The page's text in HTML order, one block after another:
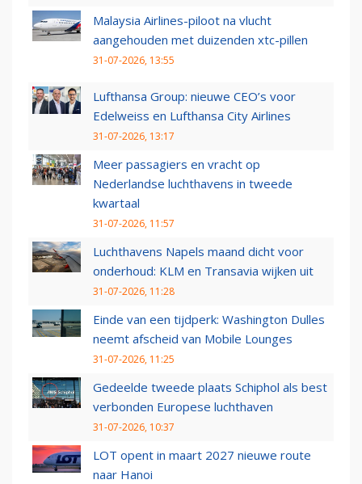
Malaysia Airlines-piloot na vlucht
aangehouden met duizenden xtc-pillen
31-07-2026, 13:55
Lufthansa Group: nieuwe CEO’s voor
Edelweiss en Lufthansa City Airlines
31-07-2026, 13:17
Meer passagiers en vracht op
Nederlandse luchthavens in tweede
kwartaal
31-07-2026, 11:57
Luchthavens Napels maand dicht voor
onderhoud: KLM en Transavia wijken uit
31-07-2026, 11:28
Einde van een tijdperk: Washington Dulles
neemt afscheid van Mobile Lounges
31-07-2026, 11:25
Gedeelde tweede plaats Schiphol als best
verbonden Europese luchthaven
31-07-2026, 10:37
LOT opent in maart 2027 nieuwe route
naar Hanoi